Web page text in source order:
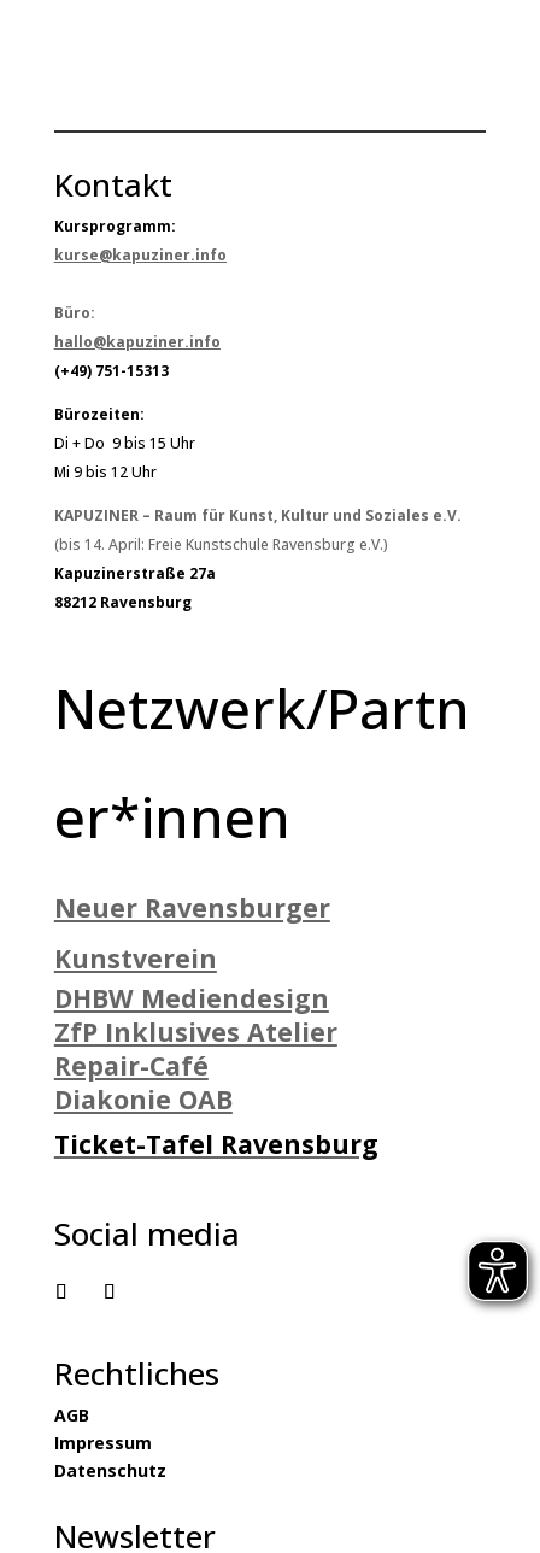
Kontakt
Kursprogramm:
kurse@kapuziner.info
Büro:
hallo@kapuziner.info
(+49) 751-15313
Bürozeiten:
Di + Do 9 bis 15 Uhr
Mi 9 bis 12 Uhr
KAPUZINER – Raum für Kunst, Kultur und Soziales e.V.
(bis 14. April: Freie Kunstschule Ravensburg e.V.)
Kapuzinerstraße 27a
88212 Ravensburg
Netzwerk/Partn
er*innen
Neuer Ravensburger
Kunstverein
DHBW Mediendesign
ZfP Inklusives Atelier
Repair-Café
Diakonie OAB
Ticket-Tafel Ravensburg
Social media
Rechtliches
AGB
Impressum
Datenschutz
Newsletter